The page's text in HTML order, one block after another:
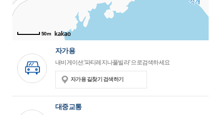
50m
자가용
내비게이션:'파티레지나풀빌라' 으로검색하세요
자가용 길찾기 검색하기
대중교통